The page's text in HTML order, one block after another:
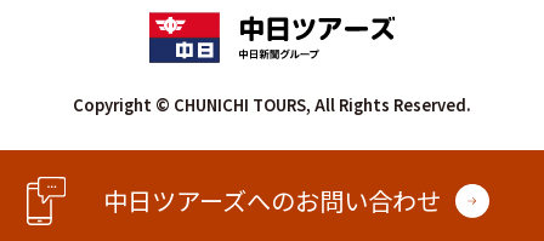
中日ツアーズへのお問い合わせ
Copyright © CHUNICHI TOURS, All Rights Reserved.